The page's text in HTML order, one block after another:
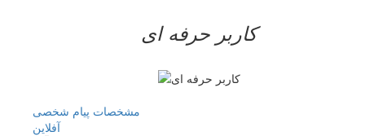
کاربر حرفه ای
مشخصات پیام شخصی
آفلاين